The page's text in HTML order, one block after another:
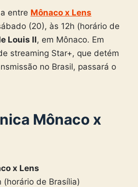
entre Mônaco x Lens
(20), às 12h (horário de
Louis II, em Mônaco. Em
streaming Star+, que detém
no Brasil, passará o
Mônaco x
x Lens
(horário de Brasília)